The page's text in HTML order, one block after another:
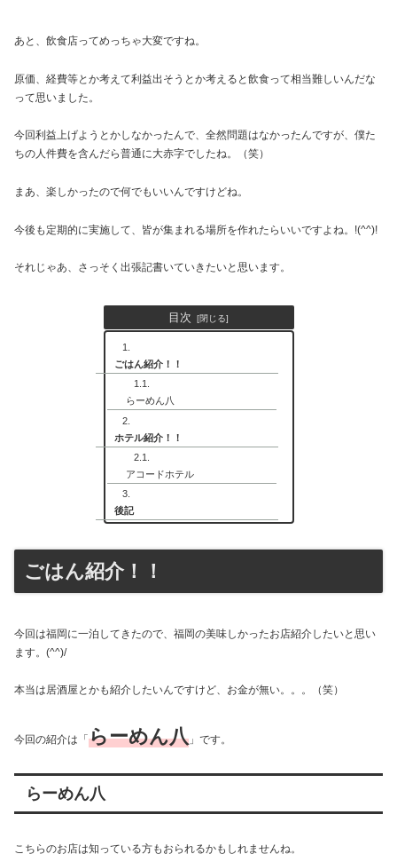
あと、飲食店ってめっちゃ大変ですね。
原価、経費等とか考えて利益出そうとか考えると飲食って相当難しいんだな
って思いました。
今回利益上げようとかしなかったんで、全然問題はなかったんですが、僕た
ちの人件費を含んだら普通に大赤字でしたね。（笑）
まあ、楽しかったので何でもいいんですけどね。
今後も定期的に実施して、皆が集まれる場所を作れたらいいですよね。!(^^)!
それじゃあ、さっそく出張記書いていきたいと思います。
目次
ごはん紹介！！
らーめん八
ホテル紹介！！
アコードホテル
後記
ごはん紹介！！
今回は福岡に一泊してきたので、福岡の美味しかったお店紹介したいと思い
ます。(^^)/
本当は居酒屋とかも紹介したいんですけど、お金が無い。。。（笑）
今回の紹介は「 らーめん八 」です。
らーめん八
こちらのお店は知っている方もおられるかもしれませんね。